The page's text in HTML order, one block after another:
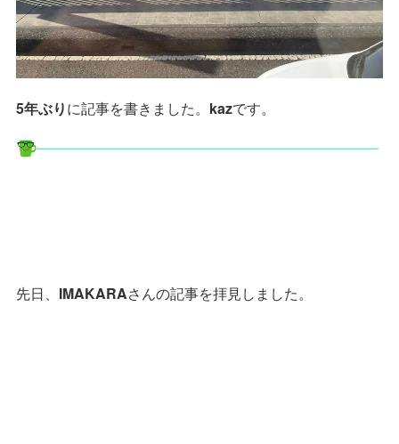
5年ぶりに記事を書きました。 kazです。
先日、 IMAKARAさんの記事を拝見しました。